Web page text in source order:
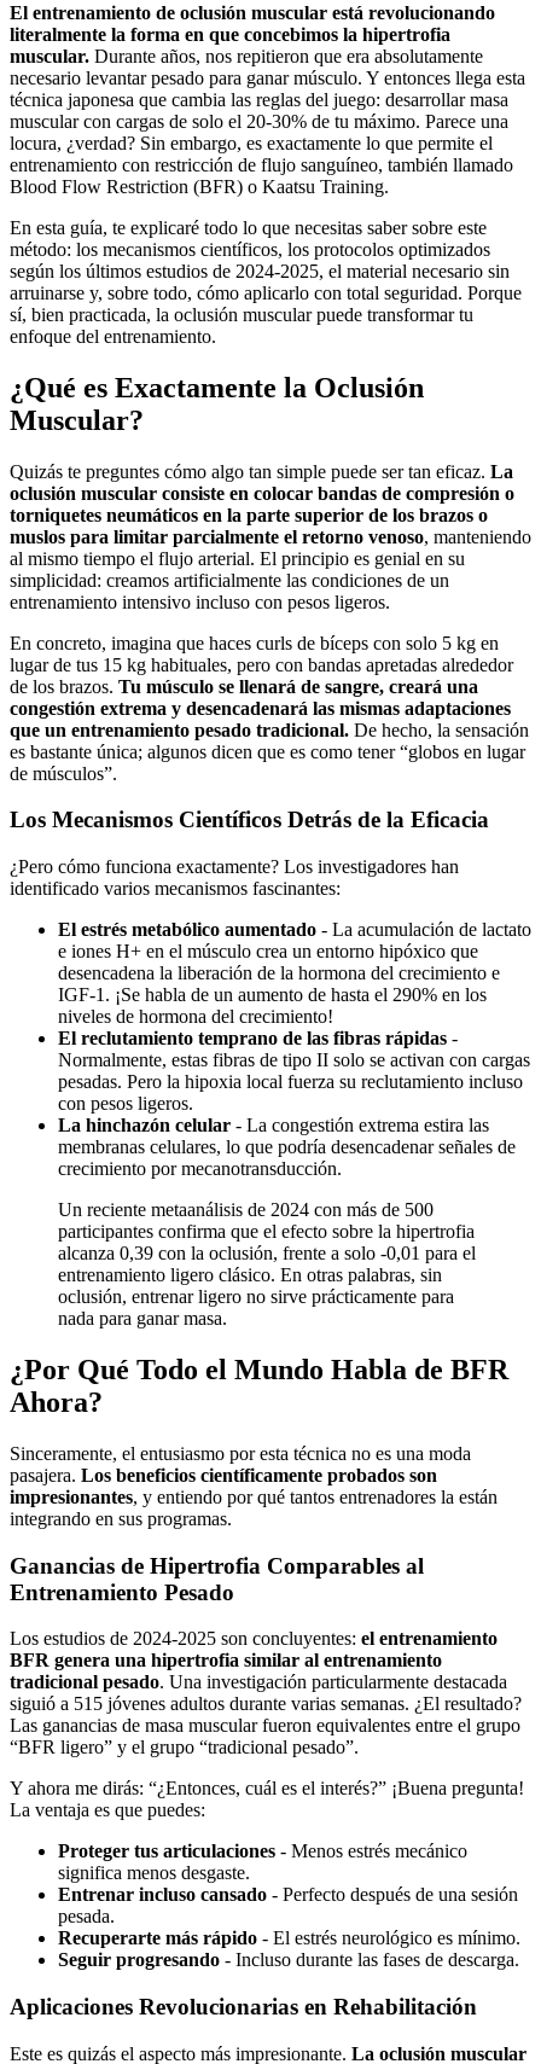
El entrenamiento de oclusión muscular está revolucionando
literalmente la forma en que concebimos la hipertrofia
muscular. Durante años, nos repitieron que era absolutamente
necesario levantar pesado para ganar músculo. Y entonces llega esta
técnica japonesa que cambia las reglas del juego: desarrollar masa
muscular con cargas de solo el 20-30% de tu máximo. Parece una
locura, ¿verdad? Sin embargo, es exactamente lo que permite el
entrenamiento con restricción de flujo sanguíneo, también llamado
Blood Flow Restriction (BFR) o Kaatsu Training.
En esta guía, te explicaré todo lo que necesitas saber sobre este
método: los mecanismos científicos, los protocolos optimizados
según los últimos estudios de 2024-2025, el material necesario sin
arruinarse y, sobre todo, cómo aplicarlo con total seguridad. Porque
sí, bien practicada, la oclusión muscular puede transformar tu
enfoque del entrenamiento.
¿Qué es Exactamente la Oclusión
Muscular?
Quizás te preguntes cómo algo tan simple puede ser tan eficaz. La
oclusión muscular consiste en colocar bandas de compresión o
torniquetes neumáticos en la parte superior de los brazos o
muslos para limitar parcialmente el retorno venoso, manteniendo
al mismo tiempo el flujo arterial. El principio es genial en su
simplicidad: creamos artificialmente las condiciones de un
entrenamiento intensivo incluso con pesos ligeros.
En concreto, imagina que haces curls de bíceps con solo 5 kg en
lugar de tus 15 kg habituales, pero con bandas apretadas alrededor
de los brazos. Tu músculo se llenará de sangre, creará una
congestión extrema y desencadenará las mismas adaptaciones
que un entrenamiento pesado tradicional. De hecho, la sensación
es bastante única; algunos dicen que es como tener “globos en lugar
de músculos”.
Los Mecanismos Científicos Detrás de la Eficacia
¿Pero cómo funciona exactamente? Los investigadores han
identificado varios mecanismos fascinantes:
El estrés metabólico aumentado - La acumulación de lactato
e iones H+ en el músculo crea un entorno hipóxico que
desencadena la liberación de la hormona del crecimiento e
IGF-1. ¡Se habla de un aumento de hasta el 290% en los
niveles de hormona del crecimiento!
El reclutamiento temprano de las fibras rápidas -
Normalmente, estas fibras de tipo II solo se activan con cargas
pesadas. Pero la hipoxia local fuerza su reclutamiento incluso
con pesos ligeros.
La hinchazón celular - La congestión extrema estira las
membranas celulares, lo que podría desencadenar señales de
crecimiento por mecanotransducción.
Un reciente metaanálisis de 2024 con más de 500
participantes confirma que el efecto sobre la hipertrofia
alcanza 0,39 con la oclusión, frente a solo -0,01 para el
entrenamiento ligero clásico. En otras palabras, sin
oclusión, entrenar ligero no sirve prácticamente para
nada para ganar masa.
¿Por Qué Todo el Mundo Habla de BFR
Ahora?
Sinceramente, el entusiasmo por esta técnica no es una moda
pasajera. Los beneficios científicamente probados son
impresionantes, y entiendo por qué tantos entrenadores la están
integrando en sus programas.
Ganancias de Hipertrofia Comparables al
Entrenamiento Pesado
Los estudios de 2024-2025 son concluyentes: el entrenamiento
BFR genera una hipertrofia similar al entrenamiento
tradicional pesado. Una investigación particularmente destacada
siguió a 515 jóvenes adultos durante varias semanas. ¿El resultado?
Las ganancias de masa muscular fueron equivalentes entre el grupo
“BFR ligero” y el grupo “tradicional pesado”.
Y ahora me dirás: “¿Entonces, cuál es el interés?” ¡Buena pregunta!
La ventaja es que puedes:
Proteger tus articulaciones - Menos estrés mecánico
significa menos desgaste.
Entrenar incluso cansado - Perfecto después de una sesión
pesada.
Recuperarte más rápido - El estrés neurológico es mínimo.
Seguir progresando - Incluso durante las fases de descarga.
Aplicaciones Revolucionarias en Rehabilitación
Este es quizás el aspecto más impresionante. La oclusión muscular